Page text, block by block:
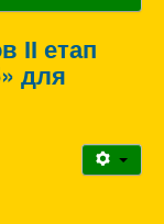
етап
для